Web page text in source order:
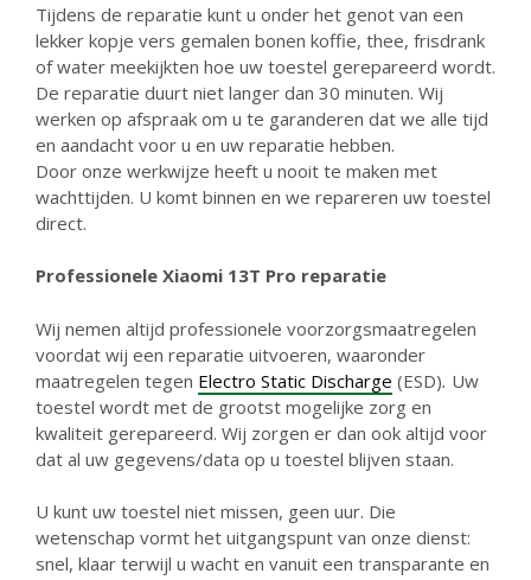
Tijdens de reparatie kunt u onder het genot van een
lekker kopje vers gemalen bonen koffie, thee, frisdrank
of water meekijkten hoe uw toestel gerepareerd wordt.
De reparatie duurt niet langer dan 30 minuten. Wij
werken op afspraak om u te garanderen dat we alle tijd
en aandacht voor u en uw reparatie hebben.
Door onze werkwijze heeft u nooit te maken met
wachttijden. U komt binnen en we repareren uw toestel
direct.
Professionele Xiaomi 13T Pro reparatie
Wij nemen altijd professionele voorzorgsmaatregelen
voordat wij een reparatie uitvoeren, waaronder
maatregelen tegen Electro Static Discharge (ESD). Uw
toestel wordt met de grootst mogelijke zorg en
kwaliteit gerepareerd. Wij zorgen er dan ook altijd voor
dat al uw gegevens/data op u toestel blijven staan.
U kunt uw toestel niet missen, geen uur. Die
wetenschap vormt het uitgangspunt van onze dienst:
snel, klaar terwijl u wacht en vanuit een transparante en